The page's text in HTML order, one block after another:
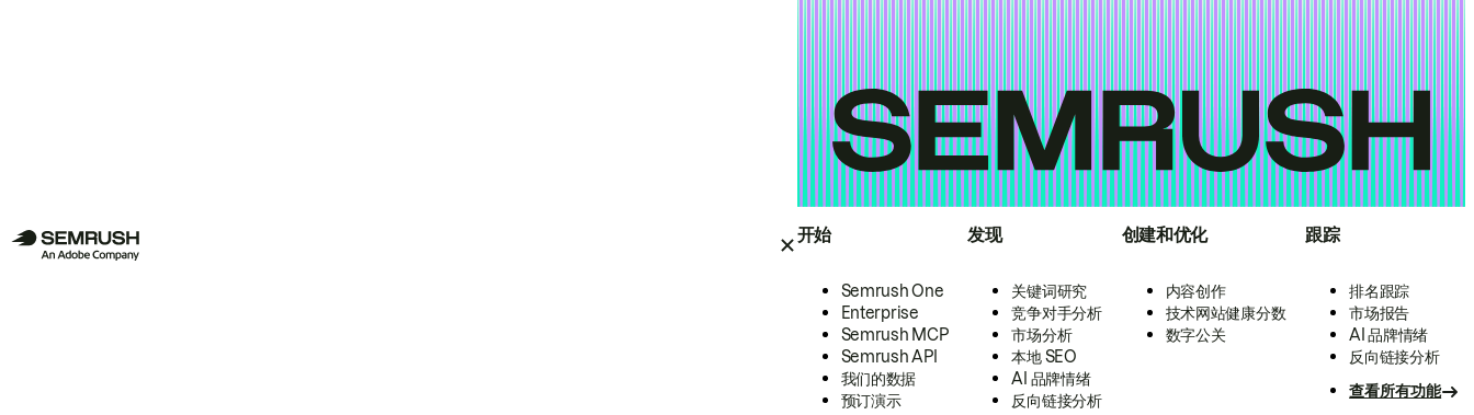
开始
Semrush One
Enterprise
Semrush MCP
Semrush API
我们的数据
预订演示
发现
关键词研究
竞争对手分析
市场分析
本地 SEO
AI 品牌情绪
反向链接分析
创建和优化
内容创作
技术网站健康分数
数字公关
跟踪
排名跟踪
市场报告
AI 品牌情绪
反向链接分析
查看所有功能